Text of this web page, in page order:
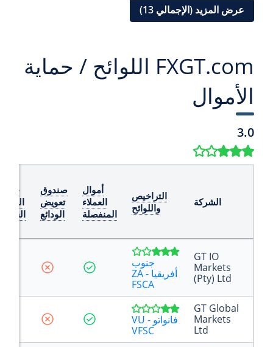
عرض المزيد (الإجمالي 13)
FXGT.com اللوائح / حماية
الأموال
3.0
الشركة
التراخيص
واللوائح
أموال
العملاء
المنفصلة
صندوق
تعويض
الودائع
GT IO
Markets
(Pty) Ltd
جنوب
أفريقيا - ZA
FSCA
GT Global
Markets
Ltd
فانواتو - VU
VFSC